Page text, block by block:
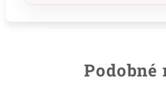
Podobné